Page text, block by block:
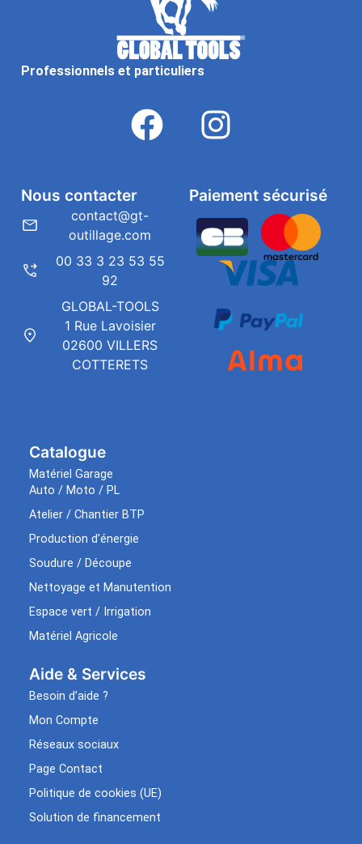
Professionnels et particuliers
Catalogue
Matériel Garage
Auto / Moto / PL
Atelier / Chantier BTP
Production d’énergie
Soudure / Découpe
Nettoyage et Manutention
Espace vert / Irrigation
Matériel Agricole
Aide & Services​
Besoin d’aide ?
Mon Compte
Réseaux sociaux
Page Contact
Politique de cookies (UE)
Solution de financement
Paiement sécurisé
Nous contacter
contact@gt-
outillage.com
00 33 3 23 53 55
92
GLOBAL-TOOLS
1 Rue Lavoisier
02600 VILLERS
COTTERETS